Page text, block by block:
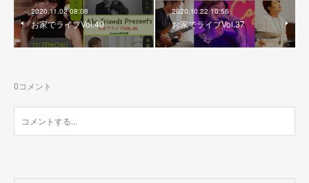
2020.11.02 08:08
お家でライブVol.40
2020.10.22 10:56
お家でライブVol.37
0コメント